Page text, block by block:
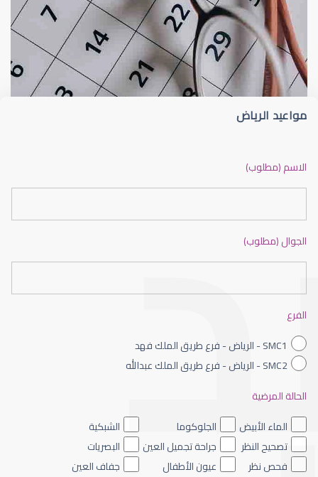
قلوبال لرعاية العين ضعف نظر
ضعف نظر الاطفال
ضعف نظر العين اليسرى
مواعيد الرياض
الاسم (مطلوب)
الجوال (مطلوب)
الفرع
SMC1 - الرياض - فرع طريق الملك فهد
SMC2 - الرياض - فرع طريق الملك عبدالله
الحالة المرضية
الماء الأبيض
الجلوكوما
الشبكية
تصحيح النظر
جراحة تجميل العين
البصريات
فحص نظر
عيون الأطفال جفاف العين